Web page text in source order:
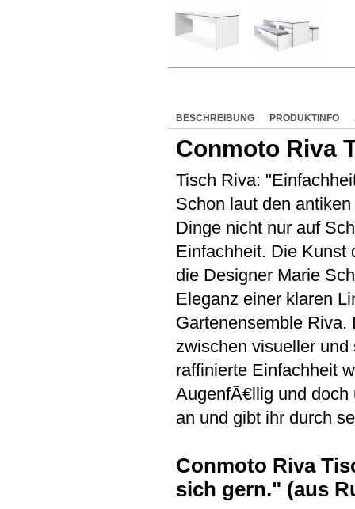
BESCHREIBUNG PRODUKTINFO
Conmoto Riva
Tisch Riva:
Schon laut den
Dinge nicht nur auf
Einfachheit. Die Kunst
die Designer Marie
Eleganz einer klaren
Gartenensemble
zwischen visueller
raffinierte Einfachheit
AugenfÃ€llig und
an und gibt ihr durch
Conmoto Riva
sich gern." (aus